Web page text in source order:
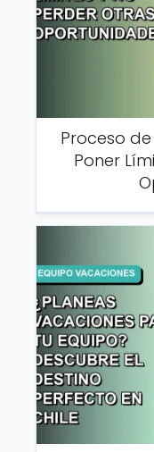
Proceso
Poner